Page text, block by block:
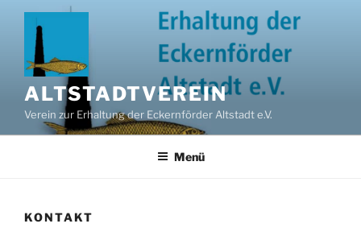
Zum
springen
ALTSTADTVEREIN
Verein zur Erhaltung der Eckernförder Altstadt e.V.
Menü
KONTAKT